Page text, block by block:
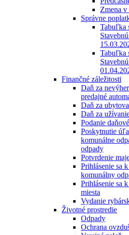
Zmena
Správne
Tabuľka
Tabuľka
Finančné záležitosti
Daň za
predajné
Daň za
Daň za
Podanie
Poskytnutie
komunálne
odpady
Potvrdenie
Prihlásenie sa
komunálny
Prihlásenie sa
miesta
Vydanie
Životné prostredie
Odpady
Ochrana